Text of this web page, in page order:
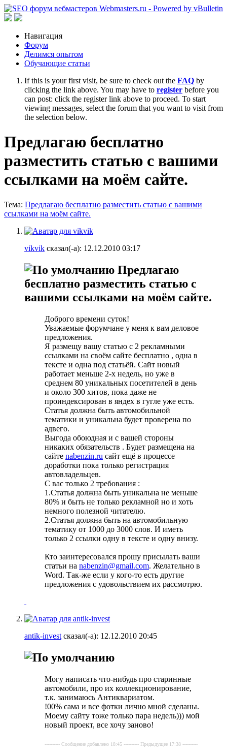
Навигация
Форум
Делимся опытом
Обучающие статьи
If this is your first visit, be sure to check out the FAQ by
clicking the link above. You may have to register before you
can post: click the register link above to proceed. To start
viewing messages, select the forum that you want to visit from
the selection below.
Предлагаю бесплатно
разместить статью с вашими
ссылками на моём сайте.
Тема: Предлагаю бесплатно разместить статью с вашими
ссылками на моём сайте.
vikvik сказал(-а): 12.12.2010 03:17
Предлагаю
бесплатно разместить статью с
вашими ссылками на моём сайте.
Доброго времени суток!
Уважаемые форумчане у меня к вам деловое
предложения.
Я размещу вашу статью с 2 рекламными
ссылками на своём сайте бесплатно , одна в
тексте и одна под статьёй. Сайт новый
работает меньше 2-х недель, но уже в
среднем 80 уникальных посетителей в день
и около 300 хитов, пока даже не
проиндексирован в яндех в гугле уже есть.
Статья должна быть автомобильной
тематики и уникальна будет проверена по
адвего.
Выгода обоюдная и с вашей стороны
никаких обязательств . Будет размещена на
сайте nabenzin.ru сайт ещё в процессе
доработки пока только регистрация
автовладельцев.
С вас только 2 требования :
1.Статья должна быть уникальна не меньше
80% и быть не только рекламной но и хоть
немного полезной читателю.
2.Статья должна быть на автомобильную
тематику от 1000 до 3000 слов. И иметь
только 2 ссылки одну в тексте и одну внизу.
Кто заинтересовался прошу присылать ваши
статьи на nabenzin@gmail.com. Желательно в
Word. Так-же если у кого-то есть другие
предложения с удовольствием их рассмотрю.
antik-invest сказал(-а): 12.12.2010 20:45
Могу написать что-нибудь про старинные
автомобили, про их коллекционирование,
т.к. занимаюсь Антиквариатом.
!00% сама и все фотки лично мной сделаны.
Моему сайту тоже только пара недель))) мой
новый проект, все хочу заново!
---------- Сообщение добавлено 18:45 ---------- Предыдущее 17:38 ----------